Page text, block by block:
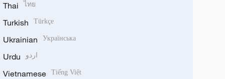
Thai ไทย
Turkish Türkçe
Ukrainian Українська
Urdu اردو
Vietnamese Tiếng Việt